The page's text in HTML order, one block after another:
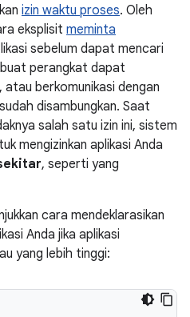
izin waktu proses. Oleh
eksplisit meminta
sebelum dapat mencari
perangkat dapat
berkomunikasi dengan
disambungkan. Saat
salah satu izin ini, sistem
mengizinkan aplikasi Anda
, seperti yang
cara mendeklarasikan
Anda jika aplikasi
yang lebih tinggi: